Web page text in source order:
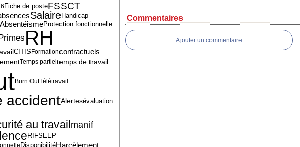
Fiche de posteFSSCT
SalaireHandicap
AbsentéismeProtection fonctionnelle
RH
CITISFormationcontractuels
Temps partiel temps de travail
Burn OutTélétravail
accidentAlertesévaluation
au travailmanif
RIFSEEP
DisponibilitéHarcèlement
Commentaires
Ajouter un commentaire